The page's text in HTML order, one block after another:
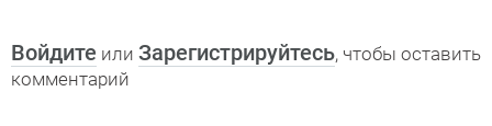
Войдите или Зарегистрируйтесь, чтобы оставить
комментарий